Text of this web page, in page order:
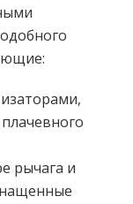
рычага и